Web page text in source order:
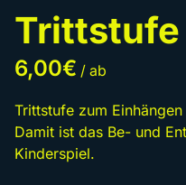
/
Trittstufe zum
Damit ist das Be- und
Kinderspiel.